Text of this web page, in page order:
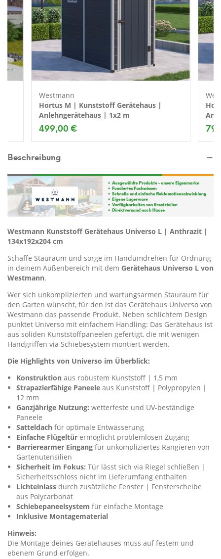
Westmann
Hortus M | Kunststoff Gerätehaus |
Anlehngerätehaus | 1x2 m
499,00 €
Beschreibung
Westmann Kunststoff Gerätehaus Universo L | Anthrazit |
134x192x204 cm
Schaffe Stauraum und sorge im Handumdrehen für Ordnung
in deinem Außenbereich mit dem Gerätehaus Universo L von
Westmann.
Wer sich unkomplizierten und wartungsarmen Stauraum für
den Garten wünscht, für den ist das Gerätehaus Universo von
Westmann das passende Produkt. Neben schlichtem Design
punktet Universo mit einfachem Handling: Das Gerätehaus ist
aus soliden Kunststoffpaneelen gefertigt, die mit wenigen
Handgriffen via Schiebesystem montiert werden.
Die Highlights von Universo im Überblick:
Konstruktion aus robustem Kunststoff | 1,5 mm
Strapazierfähige Paneele aus Kunststoff | Polypropylen |
12 mm
Ganzjährige Nutzung: wetterfeste und UV-beständige
Paneele
Satteldach für optimale Entwässerung
Einfache Flügeltür ermöglicht problemlosen Zugang
Barrierearmer Eingang für unkompliziertes Rangieren von
Gartenutensilien
Sicherheit im Fokus: Tür lässt sich via Riegel schließen |
Sicherheitsschloss nicht im Lieferumfang enthalten
Lichteinlass durch zusätzliche Fenster | Fensterscheibe
aus Polycarbonat
Schiebepaneelsystem für einfache Montage
Inklusive Montagematerial
Hinweis:
Die Montage deines Gerätehauses muss auf festem und
ebenem Grund erfolgen.